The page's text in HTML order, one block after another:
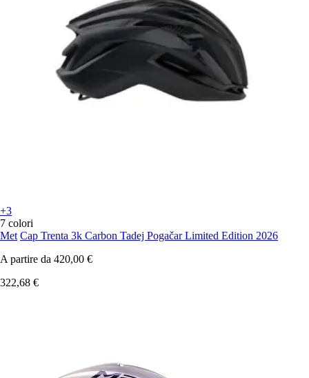
+3
7 colori
Met Cap Trenta 3k Carbon Tadej Pogačar Limited Edition 2026
A partire da 420,00 €
322,68 €